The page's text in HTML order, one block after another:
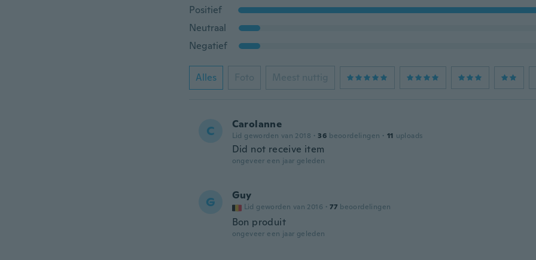
Positief
Neutraal
Negatief
Alles Foto Meest nuttig
C Carolanne
Lid geworden van 2018 · 36 beoordelingen · 11 uploads
Did not receive item
ongeveer een jaar geleden
G Guy
Lid geworden van 2016 · 77 beoordelingen
Bon produit
ongeveer een jaar geleden